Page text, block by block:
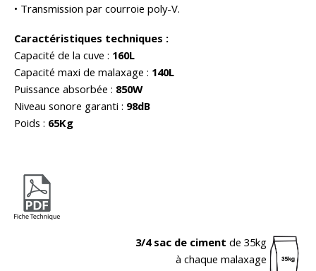
• Transmission par courroie poly-V.
Caractéristiques techniques :
Capacité de la cuve : 160L
Capacité maxi de malaxage : 140L
Puissance absorbée : 850W
Niveau sonore garanti : 98dB
Poids : 65Kg
3/4 sac de ciment de 35kg
à chaque malaxage